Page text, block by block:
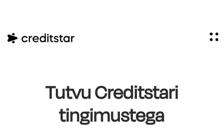
Tutvu Creditstari
tingimustega